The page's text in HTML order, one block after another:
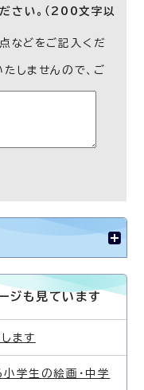
さい。（200文字以
などをご記入くだ
しませんので、ご
ジも見ています
ます
小学生の絵画・中学